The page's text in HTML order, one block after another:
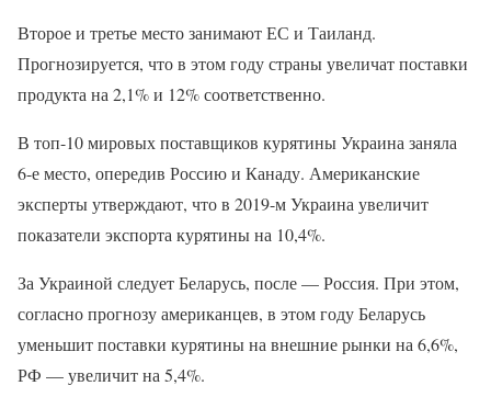
Второе и третье место занимают ЕС и Таиланд.
Прогнозируется, что в этом году страны увеличат поставки
продукта на 2,1% и 12% соответственно.
В топ-10 мировых поставщиков курятины Украина заняла
6-е место, опередив Россию и Канаду. Американские
эксперты утверждают, что в 2019-м Украина увеличит
показатели экспорта курятины на 10,4%.
За Украиной следует Беларусь, после — Россия. При этом,
согласно прогнозу американцев, в этом году Беларусь
уменьшит поставки курятины на внешние рынки на 6,6%,
РФ — увеличит на 5,4%.